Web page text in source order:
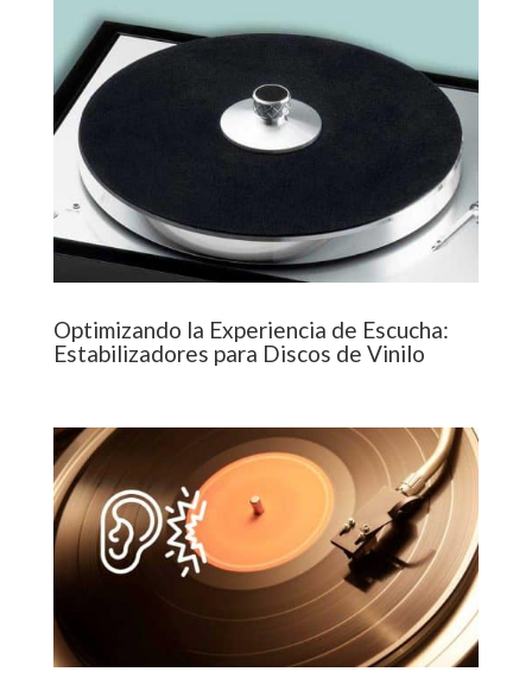
Optimizando la Experiencia de Escucha:
Estabilizadores para Discos de Vinilo